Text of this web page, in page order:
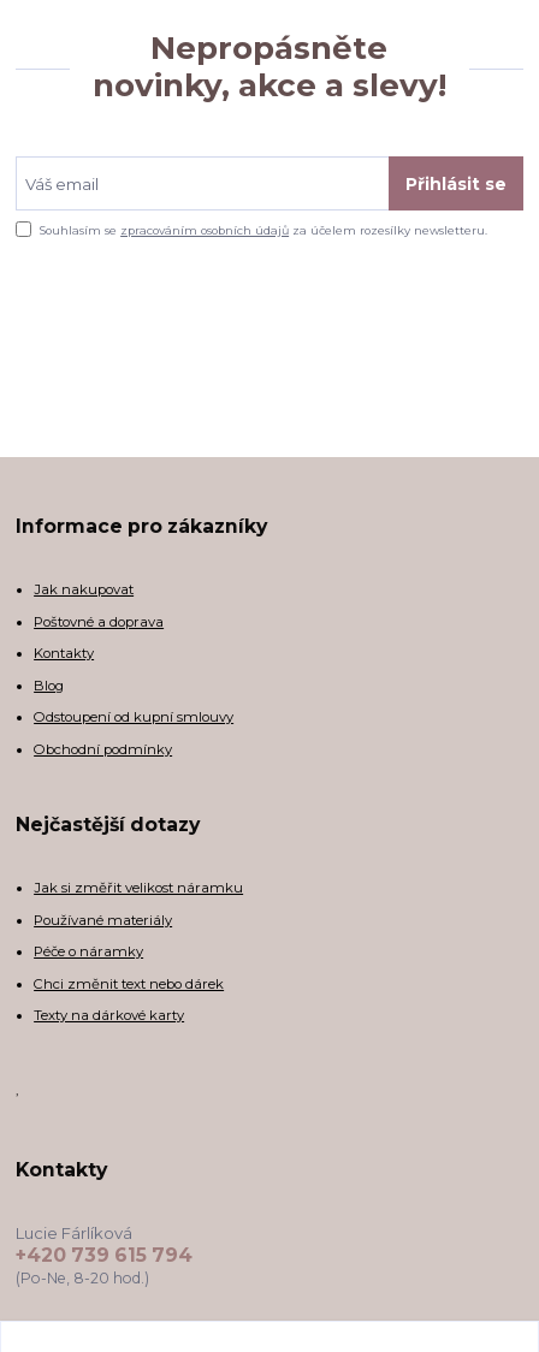
Nepropásněte
novinky, akce a slevy!
Přihlásit se
Souhlasím se zpracováním osobních údajů za účelem rozesílky newsletteru.
Informace pro zákazníky
Jak nakupovat
Poštovné a doprava
Kontakty
Blog
Odstoupení od kupní smlouvy
Obchodní podmínky
Nejčastější dotazy
Jak si změřit velikost náramku
Používané materiály
Péče o náramky
Chci změnit text nebo dárek
Texty na dárkové karty
,
Kontakty
Lucie Fárlíková
+420 739 615 794
(Po-Ne, 8-20 hod.)